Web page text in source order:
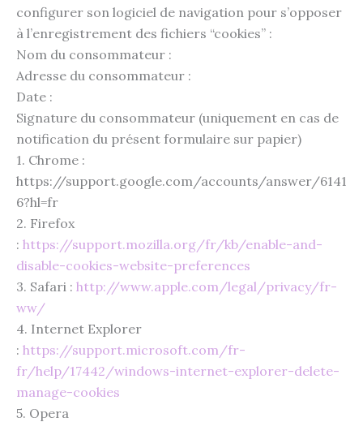
configurer son logiciel de navigation pour s’opposer
à l’enregistrement des fichiers “cookies” :
Nom du consommateur :
Adresse du consommateur :
Date :
Signature du consommateur (uniquement en cas de
notification du présent formulaire sur papier)
1. Chrome :
https://support.google.com/accounts/answer/6141
6?hl=fr
2. Firefox
: https://support.mozilla.org/fr/kb/enable-and-
disable-cookies-website-preferences
3. Safari : http://www.apple.com/legal/privacy/fr-
ww/
4. Internet Explorer
: https://support.microsoft.com/fr-
fr/help/17442/windows-internet-explorer-delete-
manage-cookies
5. Opera